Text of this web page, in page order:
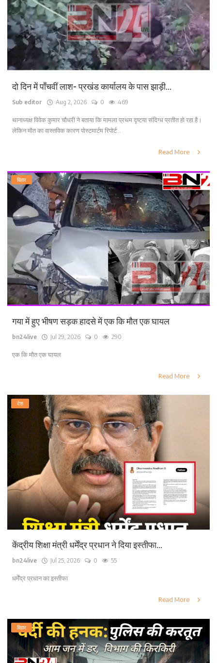
दो दिन में पाँचवीं लाश- प्रखंड कार्यालय के पास झाड़ी...
Sub editor Aug 2, 2026 0 469
थानाध्यक्ष विवेक कुमार चौधरी ने बताया कि मामला प्रथम दृष्टया संदिग्ध प्रतीत हो रहा है।
लेकिन मौत का वास्तविक कारण पोस्टमार्टम रिपोर्ट...
Read More
बिहार
गया में हुए भीषण सड़क हादसे में एक कि मौत एक घायल
bn24live Jul 29, 2026 0 290
एक कि मौत एक घायल
Read More
देश
केंद्रीय शिक्षा मंत्री धर्मेंद्र प्रधान ने दिया इस्तीफा...
bn24live Jul 25, 2026 0 55
धर्मेंद्र प्रधान का इस्तीफा
Read More
बिहार